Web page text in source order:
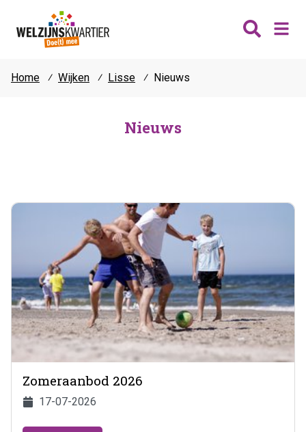
Hillegom
Lisse
Teylingen
Jongeren
Vrijwilligers
Fit & vitaal
Mantelzorg
Verhuur
Home ⁄ Wijken ⁄ Lisse ⁄ Nieuws
Nieuws
Zomeraanbod 2026
17-07-2026